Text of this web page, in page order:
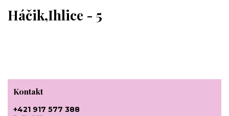
Háčik,Ihlice - 5
Kontakt
+421 917 577 388